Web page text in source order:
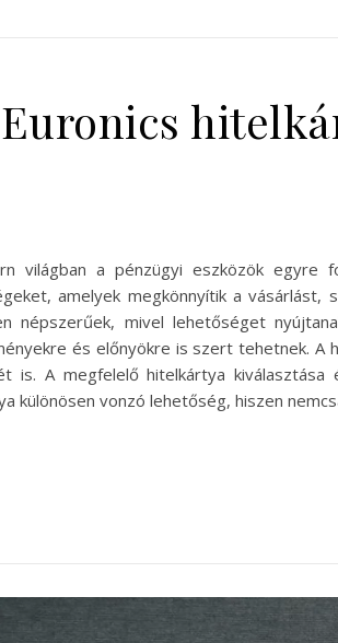
Euronics
világban a pénzügyi eszközök egyre
amelyek megkönnyítik a
népszerűek, mivel lehetőséget
és előnyökre is szert tehetnek. A
is. A megfelelő hitelkártya
különösen vonzó lehetőség, hiszen